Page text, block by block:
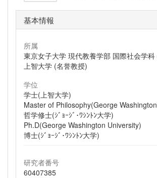
基本情報
所属
東京女子大学 現代教養学部 国際社会学
上智大学 (名誉教授)
学位
学士(上智大学)
Master of Philosophy(George
哲学修士(ｼﾞｮｰｼﾞ･ﾜｼﾝﾄﾝ大学)
Ph.D(George Washington University)
博士(ｼﾞｮｰｼﾞ･ﾜｼﾝﾄﾝ大学)
研究者番号
60407385